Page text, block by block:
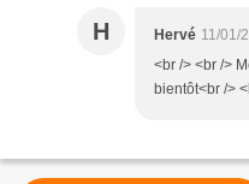
H Hervé 11/01/
<br /> <br />
bientôt<br />